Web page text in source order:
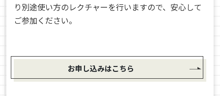
り別途使い方のレクチャーを行いますので、安心して
ご参加ください。
お申し込みはこちら